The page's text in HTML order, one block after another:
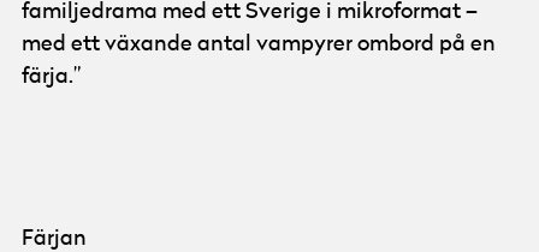
familjedrama med ett Sverige i mikroformat –
med ett växande antal vampyrer ombord på en
färja.”
Färjan